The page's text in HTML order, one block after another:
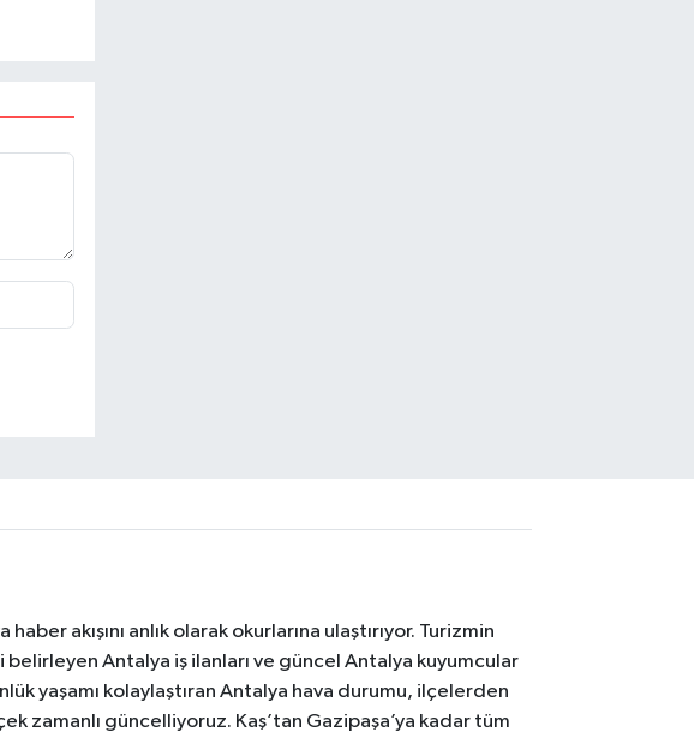
akışını anlık olarak okurlarına ulaştırıyor. Turizmin
Antalya iş ilanları ve güncel Antalya kuyumcular
yaşamı kolaylaştıran Antalya hava durumu, ilçelerden
zamanlı güncelliyoruz. Kaş’tan Gazipaşa’ya kadar tüm